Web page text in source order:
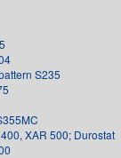
S235
XAR 500; Durostat